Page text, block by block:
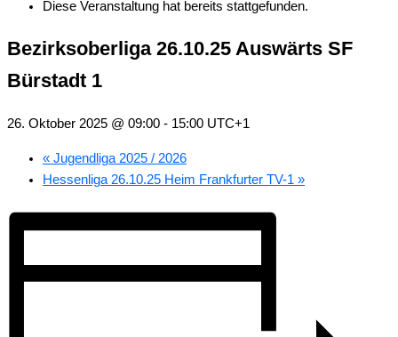
Diese Veranstaltung hat bereits stattgefunden.
Bezirksoberliga 26.10.25 Auswärts SF
Bürstadt 1
26. Oktober 2025 @ 09:00 - 15:00 UTC+1
« Jugendliga 2025 / 2026
Hessenliga 26.10.25 Heim Frankfurter TV-1 »